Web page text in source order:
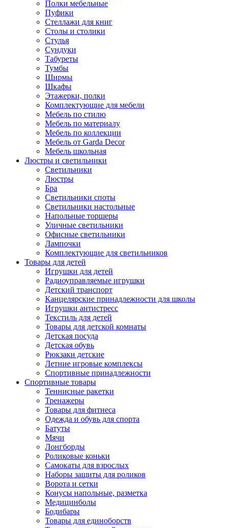
Полки мебельные
Пуфики
Стеллажи для книг
Столы и столики
Стулья
Сундуки
Табуреты
Тумбы
Ширмы
Шкафы
Этажерки, полки
Комплектующие для мебели
Мебель по стилю
Мебель по материалу
Мебель по коллекции
Мебель от Garda Decor
Мебель школьная
Люстры и светильники
Светильники
Люстры
Бра
Светильники споты
Светильники настольные
Напольные торшеры
Уличные светильники
Офисные светильники
Лампочки
Комплектующие для светильников
Товары для детей
Игрушки для детей
Радиоуправляемые игрушки
Детский транспорт
Канцелярские принадлежности для школы
Игрушки антистресс
Текстиль для детей
Товары для детской комнаты
Детская посуда
Детская обувь
Рюкзаки детские
Летние игровые комплексы
Спортивные принадлежности
Спортивные товары
Теннисные ракетки
Тренажеры
Товары для фитнеса
Одежда и обувь для спорта
Батуты
Мячи
Лонгборды
Роликовые коньки
Самокаты для взрослых
Наборы защиты для роликов
Ворота и сетки
Конусы напольные, разметка
Медицинболы
Бодибары
Товары для единоборств